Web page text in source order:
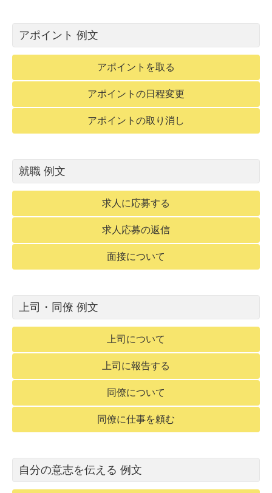
アポイント 例文
アポイントを取る
アポイントの日程変更
アポイントの取り消し
就職 例文
求人に応募する
求人応募の返信
面接について
上司・同僚 例文
上司について
上司に報告する
同僚について
同僚に仕事を頼む
自分の意志を伝える 例文